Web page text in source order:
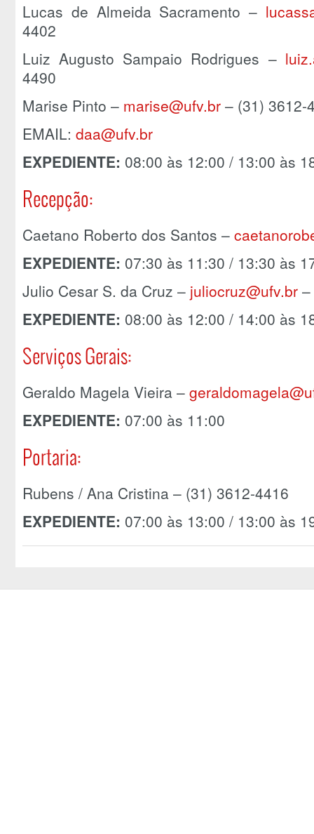
Lucas de Almeida Sacramento –
4402
Luiz Augusto Sampaio Rodrigues –
4490
Marise Pinto – marise@ufv.br – (31) 3612-
EMAIL: daa@ufv.br
EXPEDIENTE: 08:00 às 12:00 / 13:00 às
Recepção:
Caetano Roberto dos Santos –
EXPEDIENTE: 07:30 às 11:30 / 13:30 às
Julio Cesar S. da Cruz – juliocruz@ufv.br
EXPEDIENTE: 08:00 às 12:00 / 14:00 às
Serviços Gerais:
Geraldo Magela Vieira –
EXPEDIENTE: 07:00 às 11:00
Portaria:
Rubens / Ana Cristina – (31) 3612-4416
EXPEDIENTE: 07:00 às 13:00 / 13:00 às